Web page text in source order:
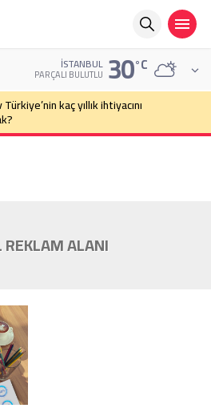
İSTANBUL
PARÇALI BULUTLU 30°C
kaç yıllık ihtiyacını
ALANI